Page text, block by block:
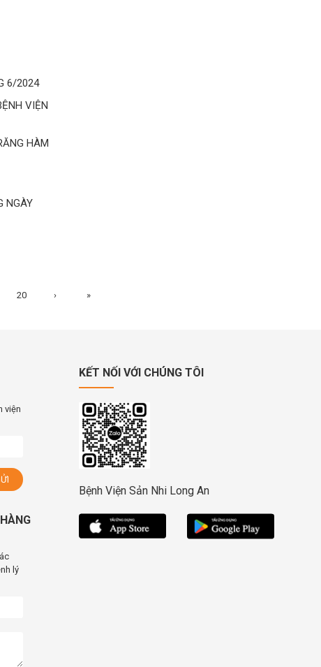
6/2024
VIỆN
HÀM
NGÀY
20 › »
viện
lý
KẾT NỐI VỚI CHÚNG TÔI
Bệnh Viện Sản Nhi Long An